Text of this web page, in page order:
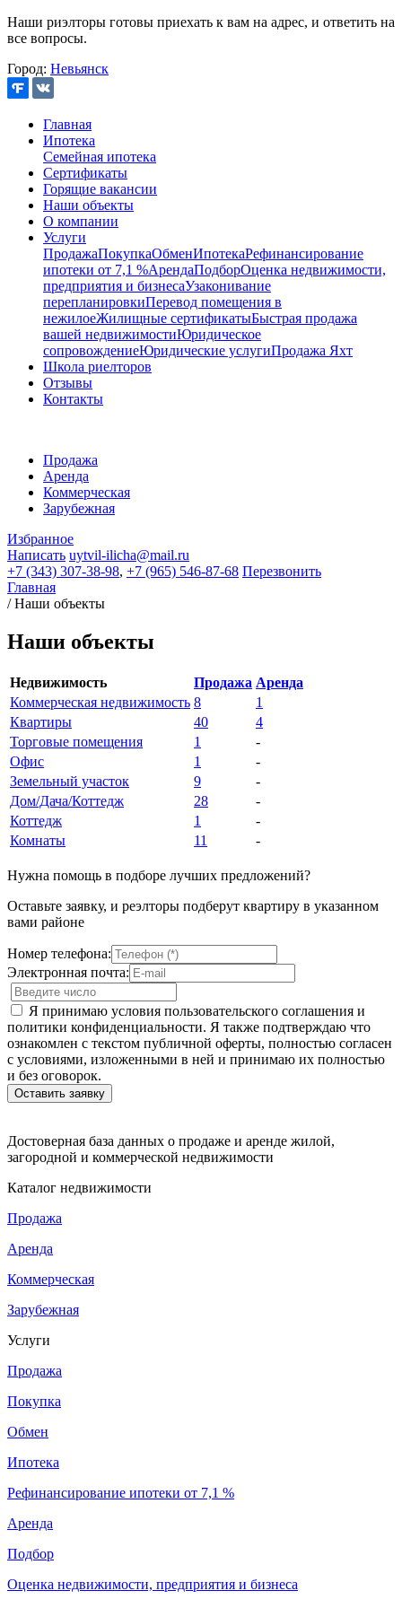
Наши риэлторы готовы приехать к вам на адрес, и ответить на
все вопросы.
Город: Невьянск
Главная
Ипотека
Семейная ипотека
Сертификаты
Горящие вакансии
Наши объекты
О компании
Услуги
ПродажаПокупкаОбменИпотекаРефинансирование
ипотеки от 7,1 %АрендаПодборОценка недвижимости,
предприятия и бизнесаУзаконивание
перепланировкиПеревод помещения в
нежилоеЖилищные сертификатыБыстрая продажа
вашей недвижимостиЮридическое
сопровождениеЮридические услугиПродажа Яхт
Школа риелторов
Отзывы
Контакты
Продажа
Аренда
Коммерческая
Зарубежная
Избранное
Написать uytvil-ilicha@mail.ru
+7 (343) 307-38-98, +7 (965) 546-87-68 Перезвонить
Главная
/Наши объекты
Наши объекты
Недвижимость Продажа Аренда
Коммерческая недвижимость 8
1
Квартиры
40
4
Торговые помещения
1
-
Офис
1
-
Земельный участок
9
-
Дом/Дача/Коттедж
28
-
Коттедж
1
-
Комнаты
11 -
Нужна помощь в подборе лучших предложений?
Оставьте заявку, и реэлторы подберут квартиру в указанном
вами районе
Номер телефона:
Электронная почта:
Я принимаю условия пользовательского соглашения и
политики конфиденциальности. Я также подтверждаю что
ознакомлен с текстом публичной оферты, полностью согласен
с условиями, изложенными в ней и принимаю их полностью
и без оговорок.
Достоверная база данных о продаже и аренде жилой,
загородной и коммерческой недвижимости
Каталог недвижимости
Продажа
Аренда
Коммерческая
Зарубежная
Услуги
Продажа
Покупка
Обмен
Ипотека
Рефинансирование ипотеки от 7,1 %
Аренда
Подбор
Оценка недвижимости, предприятия и бизнеса